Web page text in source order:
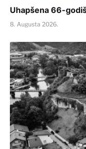
Uhapšena 66-
8. Augusta 2026.